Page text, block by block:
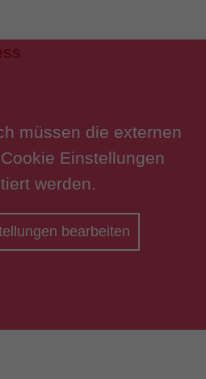
müssen die externen
Einstellungen
werden.
bearbeiten